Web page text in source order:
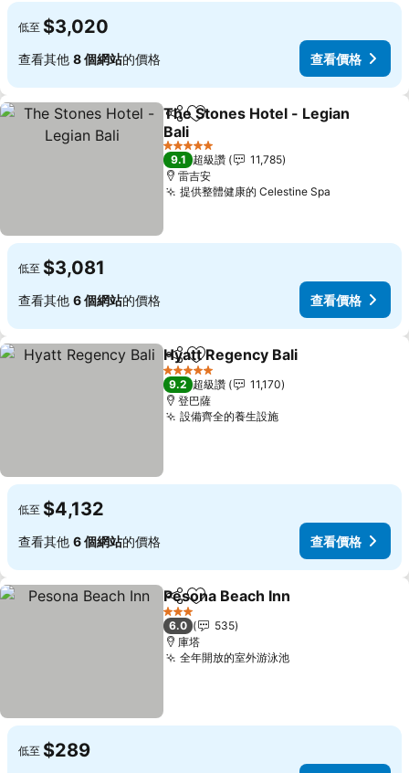
低至 $3,020
查看其他 8 個網站的價格 查看價格
分享 加入我的最愛
The Stones Hotel - Legian
Bali
查看價格
5 星級
9.1 超級讚
11,785
雷吉安
提供整體健康的 Celestine Spa
低至 $3,081
查看其他 6 個網站的價格 查看價格
分享 加入我的最愛
Hyatt Regency Bali
5 星級
9.2 超級讚
11,170
登巴薩
設備齊全的養生設施查看價格
低至 $4,132
查看其他 6 個網站的價格 查看價格
分享 加入我的最愛
Pesona Beach Inn
3 星級
6.0
535
庫塔
全年開放的室外游泳池查看價格
低至 $289